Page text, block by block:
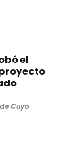
el
proyecto
Cuyo